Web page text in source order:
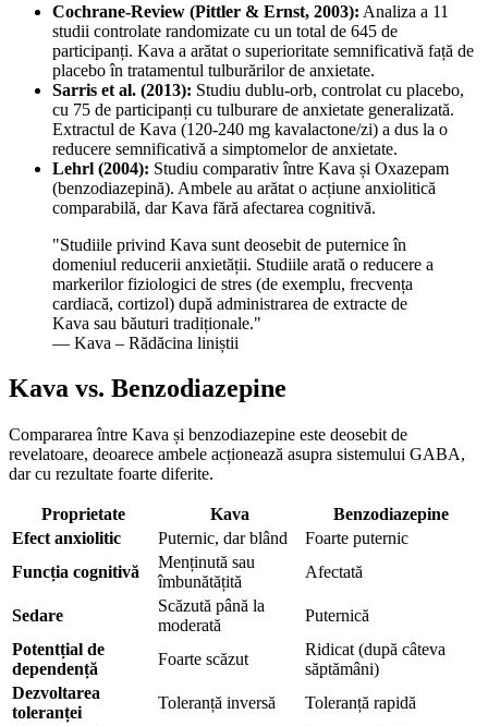
Cochrane-Review (Pittler & Ernst, 2003): Analiza a 11
studii controlate randomizate cu un total de 645 de
participanți. Kava a arătat o superioritate semnificativă față de
placebo în tratamentul tulburărilor de anxietate.
Sarris et al. (2013): Studiu dublu-orb, controlat cu placebo,
cu 75 de participanți cu tulburare de anxietate generalizată.
Extractul de Kava (120-240 mg kavalactone/zi) a dus la o
reducere semnificativă a simptomelor de anxietate.
Lehrl (2004): Studiu comparativ între Kava și Oxazepam
(benzodiazepină). Ambele au arătat o acțiune anxiolitică
comparabilă, dar Kava fără afectarea cognitivă.
"Studiile privind Kava sunt deosebit de puternice în
domeniul reducerii anxietății. Studiile arată o reducere a
markerilor fiziologici de stres (de exemplu, frecvența
cardiacă, cortizol) după administrarea de extracte de
Kava sau băuturi tradiționale."
— Kava – Rădăcina liniștii
Kava vs. Benzodiazepine
Compararea între Kava și benzodiazepine este deosebit de
revelatoare, deoarece ambele acționează asupra sistemului GABA,
dar cu rezultate foarte diferite.
Proprietate Kava
Benzodiazepine
Efect anxiolitic
Puternic, dar blând
Foarte puternic
Funcția cognitivă
Menținută sau
îmbunătățită
Afectată
Sedare
Scăzută până la
moderată
Puternică
Potentțial de
dependență
Foarte scăzut
Ridicat (după câteva
săptămâni)
Dezvoltarea
toleranței
Toleranță inversă
Toleranță rapidă